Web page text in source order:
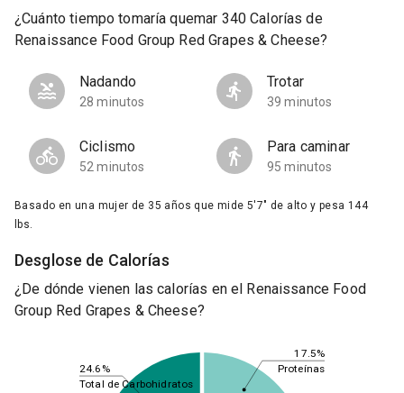
¿Cuánto tiempo tomaría quemar 340 Calorías de
Renaissance Food Group Red Grapes & Cheese?
Nadando
28 minutos
Trotar
39 minutos
Ciclismo
52 minutos
Para caminar
95 minutos
Basado en una mujer de 35 años que mide 5'7" de alto y pesa 144
lbs.
Desglose de Calorías
¿De dónde vienen las calorías en el Renaissance Food
Group Red Grapes & Cheese?
17.5%
24.6%
Proteínas
Total de Carbohidratos